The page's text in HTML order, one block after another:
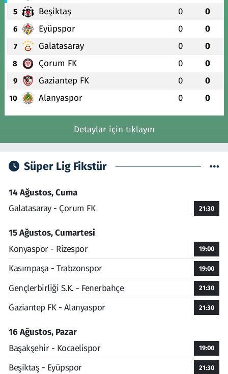
5 Beşiktaş 0 0
6 Eyüpspor 0 0
7 Galatasaray 0 0
8 Çorum FK 0 0
9 Gaziantep FK 0 0
10 Alanyaspor 0 0
Detaylar için tıklayın
Süper Lig Fikstür
14 Ağustos, Cuma
Galatasaray - Çorum FK
21:30
15 Ağustos, Cumartesi
Konyaspor - Rizespor
19:00
Kasımpaşa - Trabzonspor 19:00
Gençlerbirliği S.K. - Fenerbahçe 21:30
Gaziantep FK - Alanyaspor 21:30
16 Ağustos, Pazar
Başakşehir - Kocaelispor
19:00
Beşiktaş - Eyüpspor 21:30